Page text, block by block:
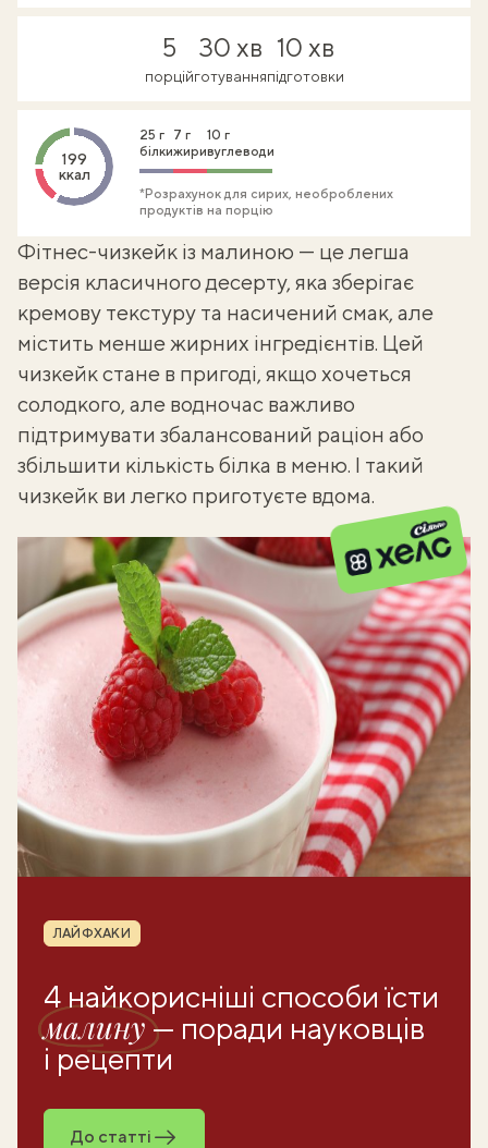
5
порцій
30 хв
готування
10 хв
підготовки
199
ккал
25 г
білки
7 г
жири
10 г
вуглеводи
*Розрахунок для сирих, необроблених
продуктів на порцію
Фітнес-чизкейк із малиною — це легша
версія класичного десерту, яка зберігає
кремову текстуру та насичений смак, але
містить менше жирних інгредієнтів. Цей
чизкейк стане в пригоді, якщо хочеться
солодкого, але водночас важливо
підтримувати збалансований раціон або
збільшити кількість білка в меню. І такий
чизкейк ви легко приготуєте вдома.
Рубрика
ЛАЙФХАКИ
4 найкорисніші способи їсти
малину— поради науковців
і рецепти
До статті